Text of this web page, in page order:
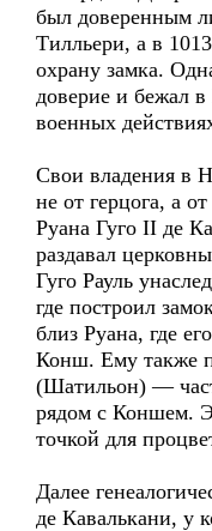
был доверенным
Тилльери, а в
охрану замка.
доверие и бежал
военных
Свои владения в
не от герцога, а
Руана Гуго II де
раздавал
Гуго Рауль
где построил
близ Руана, где
Конш. Ему также
(Шатильон) —
рядом с Коншем.
точкой для
Далее
де Кавалькани, у